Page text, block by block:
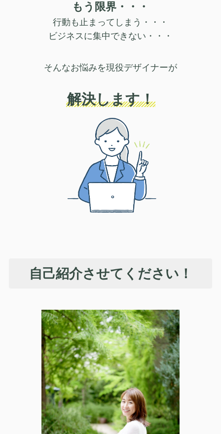
もう限界・・・
行動も止まってしまう・・・
ビジネスに集中できない・・・
そんなお悩みを現役デザイナーが
解決します！
自己紹介させてください！